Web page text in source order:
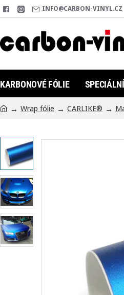
INFO@CARBON-VINYL.CZ
KARBONOVÉ FÓLIE
m
Wrap fólie CARLIKE®